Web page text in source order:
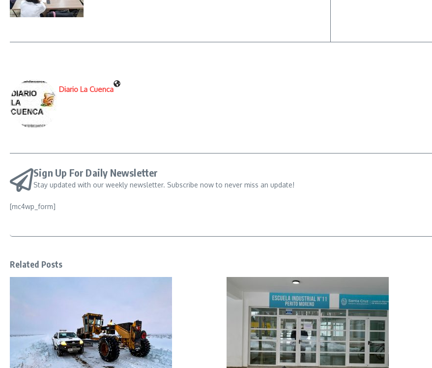
Diario La Cuenca
Sign Up For Daily Newsletter
Stay updated with our weekly newsletter. Subscribe now to never miss an update!
[mc4wp_form]
Related Posts